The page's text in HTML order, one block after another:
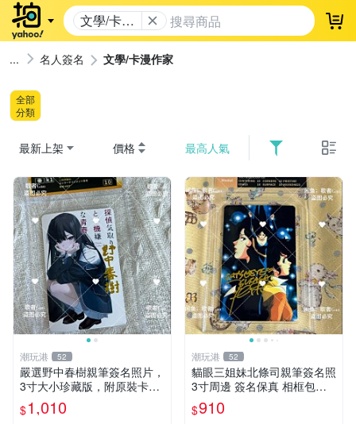
文學/卡漫
作家
登
名人簽名 文學/卡漫作家
全部
分類
最新上架 價格 最高人氣
潮玩港 52
嚴選野中春樹親筆簽名照片，
3寸大小珍藏版，附原裝卡
磚。青春探偵迷必收！ 青春
時代、探案主題 現場簽名照
$1,010
潮玩港 52
貓眼三姐妹北條司親筆簽名照
3寸周邊 簽名保真 相框包裝
貓眼三姐妹 北條司 周邊 貓眼
三姐妹 簽名照 包裝相框
$910